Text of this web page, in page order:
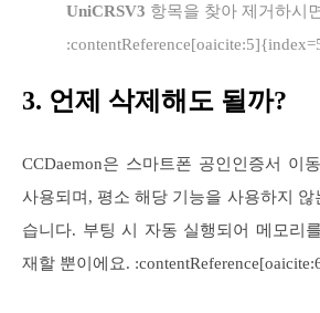
UniCRSV3 항목을 찾아 제거하시
3. 언제 삭제해도 될까?
CCDaemon은 스마트폰 공인인증서 이
사용되며, 평소 해당 기능을 사용하지 않
습니다. 부팅 시 자동 실행되어 메모리
재할 뿐이에요.